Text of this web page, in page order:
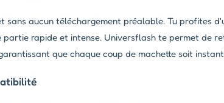
sans aucun téléchargement préalable. Tu profites
rapide et intense. Universflash te permet de
que chaque coup de machette soit